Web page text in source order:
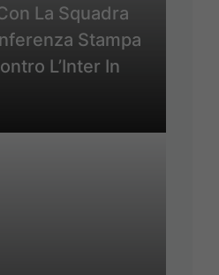
La Squadra
Stampa
L’Inter In